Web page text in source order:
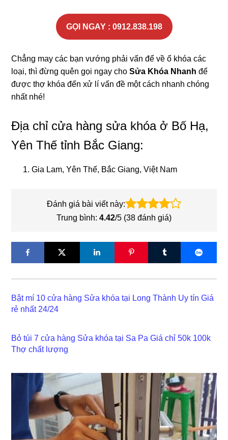
GỌI NGAY : 0912.838.198
Chẳng may các bạn vướng phải vấn để về ổ khóa các
loại, thì đừng quên gọi ngay choSửa Khóa Nhanhđể
được thợ khóa đến xử lí vấn đề một cách nhanh chóng
nhất nhé!
Địa chỉ cửa hàng sửa khóa ở Bố Hạ,
Yên Thế tỉnh Bắc Giang:
Gia Lam, Yên Thế, Bắc Giang, Việt Nam
Đánh giá bài viết này:
Trung bình: 4.42/5 (38 đánh giá)
Bật mí 10 cửa hàng Sửa khóa tại Long Thành Uy tín Giá
rẻ nhất 24/24
Bỏ túi 7 cửa hàng Sửa khóa tại Sa Pa Giá chỉ 50k 100k
Thợ chất lượng